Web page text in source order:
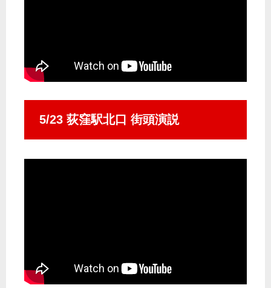
5/23 荻窪駅北口 街頭演説